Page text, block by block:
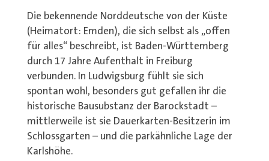
Die bekennende Norddeutsche von der Küste
(Heimatort: Emden), die sich selbst als „offen
für alles“ beschreibt, ist Baden-Württemberg
durch 17 Jahre Aufenthalt in Freiburg
verbunden. In Ludwigsburg fühlt sie sich
spontan wohl, besonders gut gefallen ihr die
historische Bausubstanz der Barockstadt –
mittlerweile ist sie Dauerkarten-Besitzerin im
Schlossgarten – und die parkähnliche Lage der
Karlshöhe.